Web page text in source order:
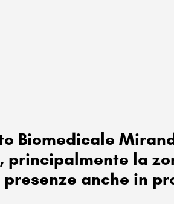
Biomedicale
principalmente la
anche in